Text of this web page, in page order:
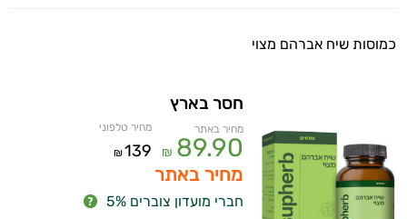
כמוסות שיח אברהם מצוי
חסר בארץ
מחיר באתר
89.90
₪
מחיר טלפוני
139
₪
מחיר באתר
חברי מועדון צוברים 5%